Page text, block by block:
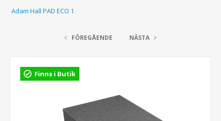
Adam Hall PAD ECO 1
FÖREGÅENDE NÄSTA
Finns i Butik